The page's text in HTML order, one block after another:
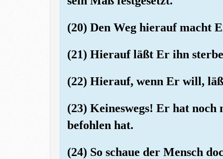
(20) Den Weg hierauf macht
(21) Hierauf läßt Er ihn
(22) Hierauf, wenn Er will,
(23) Keineswegs! Er hat
befohlen hat.
(24) So schaue der Mensch